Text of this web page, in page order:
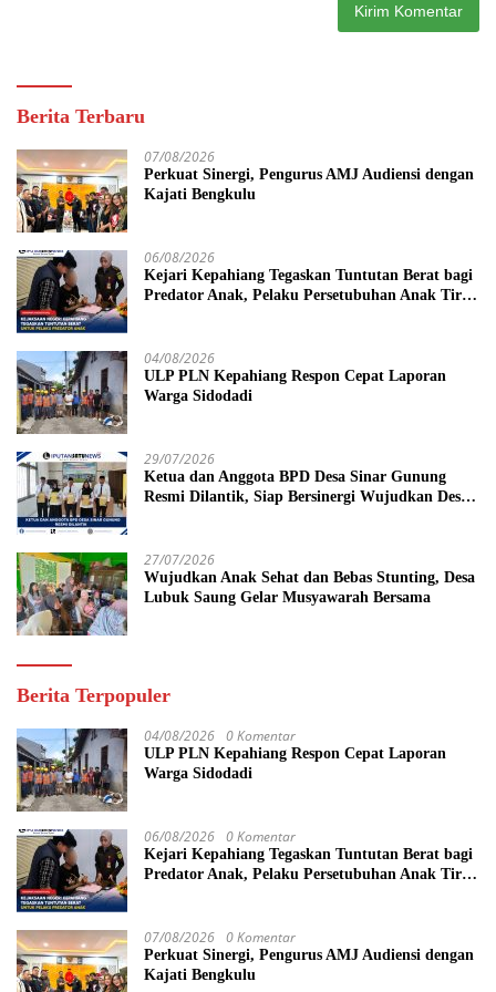
Berita Terbaru
07/08/2026
Perkuat Sinergi, Pengurus AMJ Audiensi dengan
Kajati Bengkulu
06/08/2026
Kejari Kepahiang Tegaskan Tuntutan Berat bagi
Predator Anak, Pelaku Persetubuhan Anak Tiri
04/08/2026
ULP PLN Kepahiang Respon Cepat Laporan
Warga Sidodadi
29/07/2026
Ketua dan Anggota BPD Desa Sinar Gunung
Resmi Dilantik, Siap Bersinergi Wujudkan Desa
27/07/2026
Wujudkan Anak Sehat dan Bebas Stunting, Desa
Lubuk Saung Gelar Musyawarah Bersama
Berita Terpopuler
04/08/2026 0 Komentar
ULP PLN Kepahiang Respon Cepat Laporan
Warga Sidodadi
06/08/2026 0 Komentar
Kejari Kepahiang Tegaskan Tuntutan Berat bagi
Predator Anak, Pelaku Persetubuhan Anak Tiri
07/08/2026 0 Komentar
Perkuat Sinergi, Pengurus AMJ Audiensi dengan
Kajati Bengkulu